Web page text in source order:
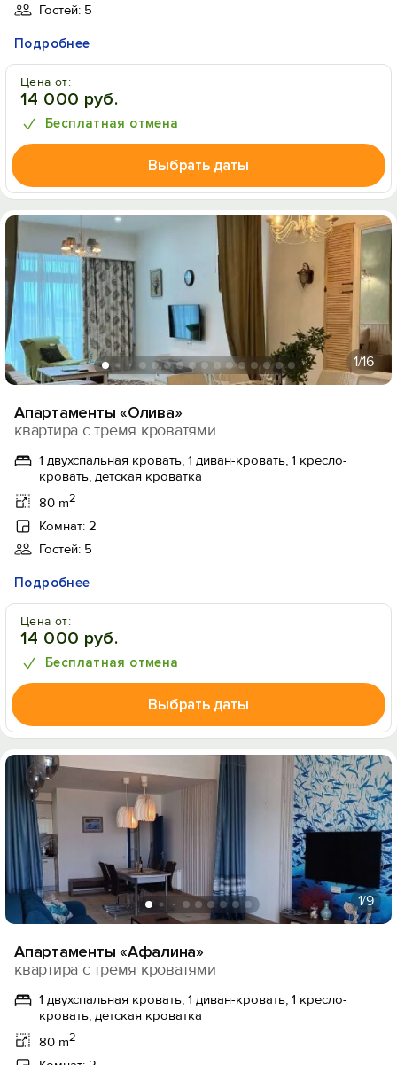
Гостей: 5
Подробнее
Цена от:
14 000 руб.
Бесплатная отмена
Выбрать даты
1/16
Апартаменты «Олива»
квартира с тремя кроватями
1 двухспальная кровать, 1 диван-кровать, 1 кресло-
кровать, детская кроватка
80 m2
Комнат: 2
Гостей: 5
Подробнее
Цена от:
14 000 руб.
Бесплатная отмена
Выбрать даты
1/9
Апартаменты «Афалина»
квартира с тремя кроватями
1 двухспальная кровать, 1 диван-кровать, 1 кресло-
кровать, детская кроватка
80 m2